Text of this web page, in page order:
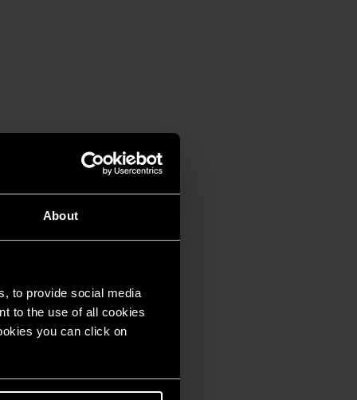
About
to provide social media
to the use of all cookies
you can click on